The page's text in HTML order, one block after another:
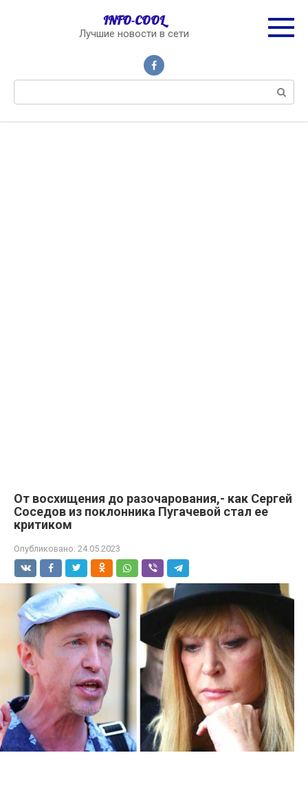
INFO-COOL
Лучшие новости в сети
От восхищения до разочарования,- как Сергей
Соседов из поклонника Пугачевой стал ее
критиком
Опубликовано: 24.05.2023